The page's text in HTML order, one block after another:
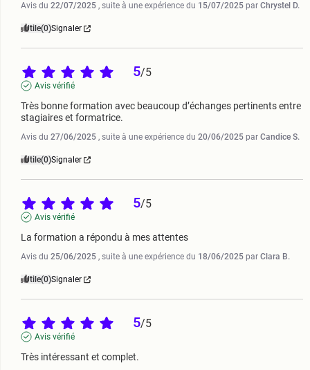
Avis du 22/07/2025 , suite à une expérience du 15/07/2025 par Chrystel D.
Utile(0)Signaler
5/5
Avis vérifié
Très bonne formation avec beaucoup d’échanges pertinents entre
stagiaires et formatrice.
Avis du 27/06/2025 , suite à une expérience du 20/06/2025 par Candice S.
Utile(0)Signaler
5/5
Avis vérifié
La formation a répondu à mes attentes
Avis du 25/06/2025 , suite à une expérience du 18/06/2025 par Clara B.
Utile(0)Signaler
5/5
Avis vérifié
Très intéressant et complet.